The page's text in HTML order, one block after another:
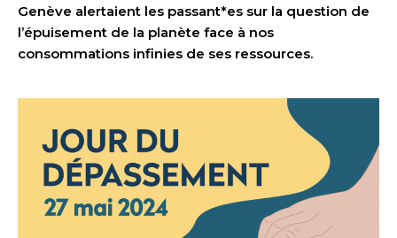
Genève alertaient les passant*es sur la question de
l’épuisement de la planète face à nos
consommations infinies de ses ressources.